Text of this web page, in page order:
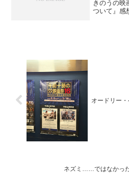
きのうの映
ついて』感
オードリー・
ネズミ……ではなかった